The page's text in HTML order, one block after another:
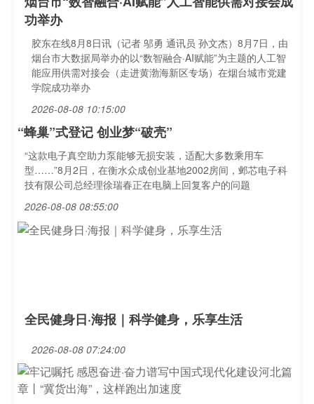
功举办
胶东在线8月8日讯（记者 邬勇 通讯员 孙文杰）8月7日，由
烟台市大数据局举办的以“数智融合·AI赋能”为主题的人工智
能应用供需对接会（走进黄渤海新区专场）在烟台城市党建
学院成功举办
2026-08-08 10:15:00
“蜂巢”式登记 创业梦“破壳”
“这款电子真空助力泵能够无损安装，适配大多数乘用车
型……”8月2日，在衡水众成创业基地2002房间，邺芯电子科
技有限公司总经理徐瑞春正在电脑上回复客户的问题
2026-08-08 08:55:00
全民健身日·海报｜科学健身，乐享生活
2026-08-08 07:24:00